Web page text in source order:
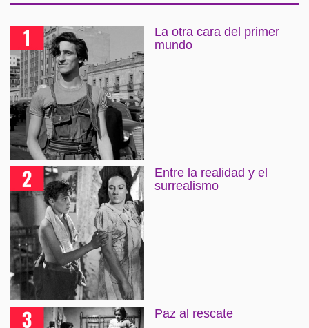
La otra cara del primer
mundo
Entre la realidad y el
surrealismo
Paz al rescate